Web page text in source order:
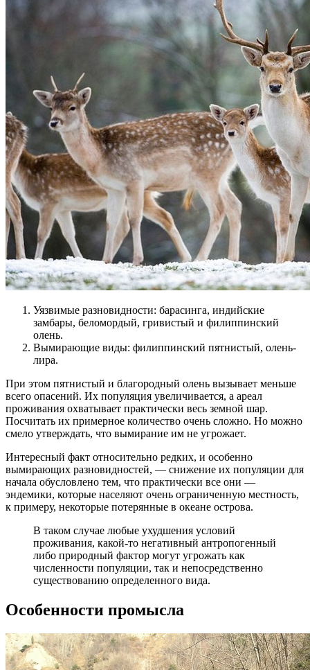
Уязвимые разновидности: барасинга, индийские
замбары, беломордый, гривистый и филиппинский
олень.
Вымирающие виды: филиппинский пятнистый, олень-
лира.
При этом пятнистый и благородный олень вызывает меньше
всего опасений. Их популяция увеличивается, а ареал
проживания охватывает практически весь земной шар.
Посчитать их примерное количество очень сложно. Но можно
смело утверждать, что вымирание им не угрожает.
Интересный факт относительно редких, и особенно
вымирающих разновидностей, — снижение их популяции для
начала обусловлено тем, что практически все они —
эндемики, которые населяют очень ограниченную местность,
к примеру, некоторые потерянные в океане острова.
В таком случае любые ухудшения условий
проживания, какой-то негативный антропогенный
либо природный фактор могут угрожать как
численности популяции, так и непосредственно
существованию определенного вида.
Особенности промысла